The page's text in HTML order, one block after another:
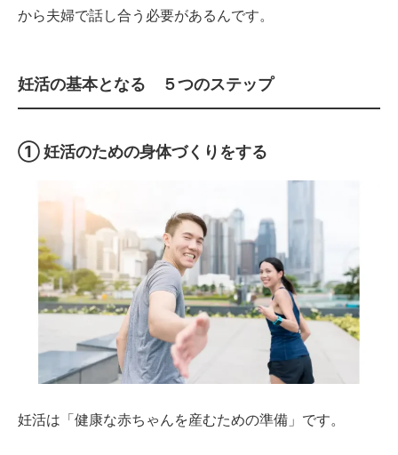
から夫婦で話し合う必要があるんです。
妊活の基本となる ５つのステップ
①妊活のための身体づくりをする
妊活は「健康な赤ちゃんを産むための準備」です。